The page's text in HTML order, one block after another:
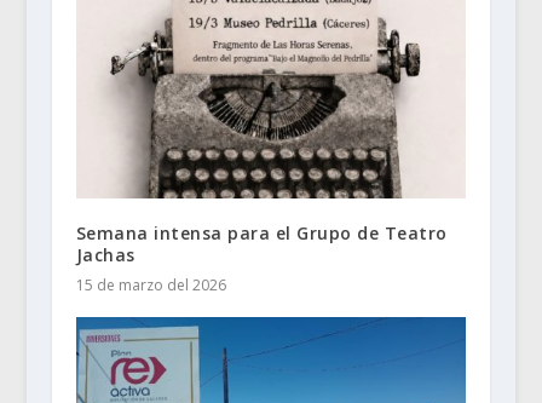
Semana intensa para el Grupo de Teatro
Jachas
15 de marzo del 2026